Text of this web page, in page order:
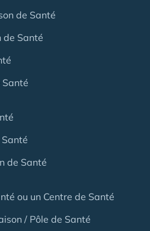
de Santé
de Santé
Santé
de Santé
ou un Centre de Santé
/ Pôle de Santé